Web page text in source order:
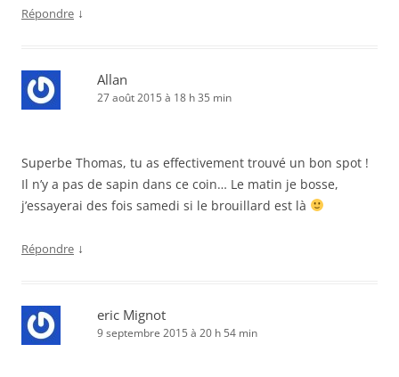
Répondre ↓
Allan
27 août 2015 à 18 h 35 min
Superbe Thomas, tu as effectivement trouvé un bon spot !
Il n’y a pas de sapin dans ce coin… Le matin je bosse,
j’essayerai des fois samedi si le brouillard est là
Répondre ↓
eric Mignot
9 septembre 2015 à 20 h 54 min